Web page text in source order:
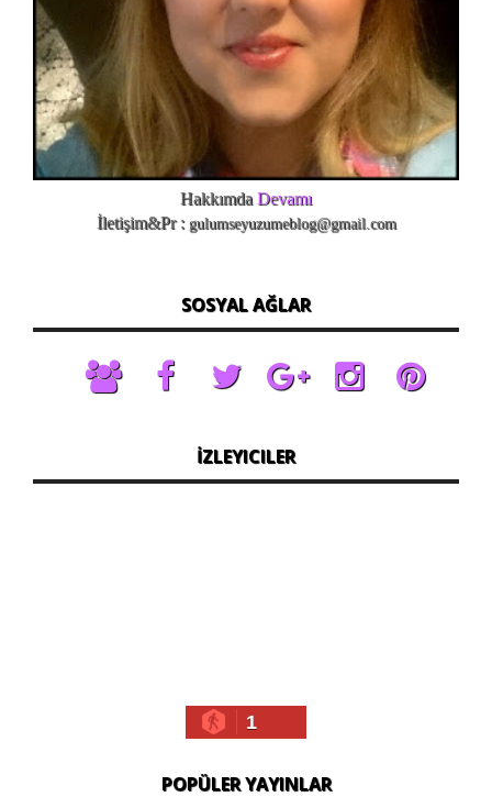
HakkımdaDevamı
İletişim&Pr : gulumseyuzumeblog@gmail.com
SOSYAL AĞLAR
İZLEYICILER
1
POPÜLER YAYINLAR